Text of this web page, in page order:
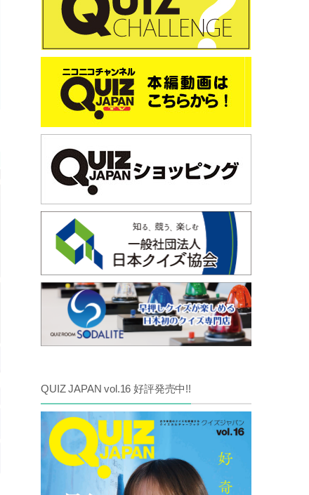
QUIZ JAPAN vol.16 好評発売中!!